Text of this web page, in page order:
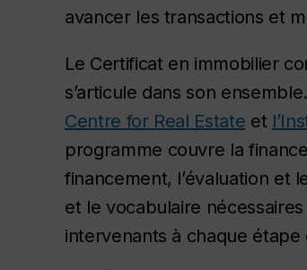
avancer les transactions et
Le Certificat en immobilier
s’articule dans son
Centre for Real Estate et
programme couvre la
financement, l’évaluation et
et le vocabulaire
intervenants à chaque étape